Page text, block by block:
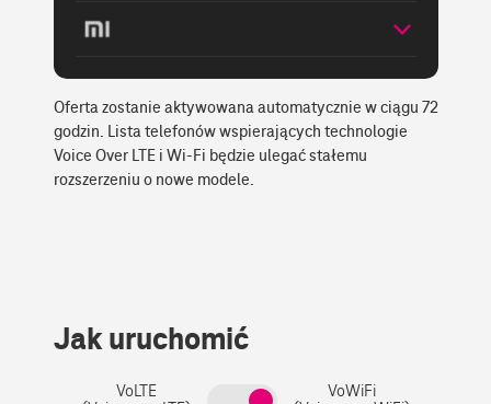
Oferta zostanie aktywowana automatycznie w ciągu 72
godzin. Lista telefonów wspierających technologie
Voice Over LTE i Wi-Fi będzie ulegać stałemu
rozszerzeniu o nowe modele.
Jak uruchomić
VoLTE
VoWiFi